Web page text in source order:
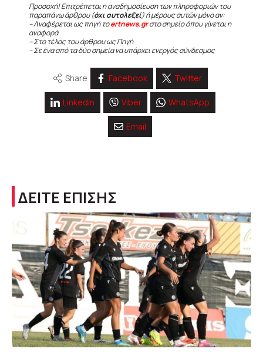
Προσοχή! Επιτρέπεται η αναδημοσίευση των πληροφοριών του
παραπάνω άρθρου (όχι αυτολεξεί) ή μέρους αυτών μόνο αν:
– Αναφέρεται ως πηγή τοertnews.grστο σημείο όπου γίνεται η
αναφορά.
– Στο τέλος του άρθρου ως Πηγή
– Σε ένα από τα δύο σημεία να υπάρχει ενεργός σύνδεσμος
Share Facebook Twitter
Linkedin Viber WhatsApp
Email
ΔΕΙΤΕ ΕΠΙΣΗΣ